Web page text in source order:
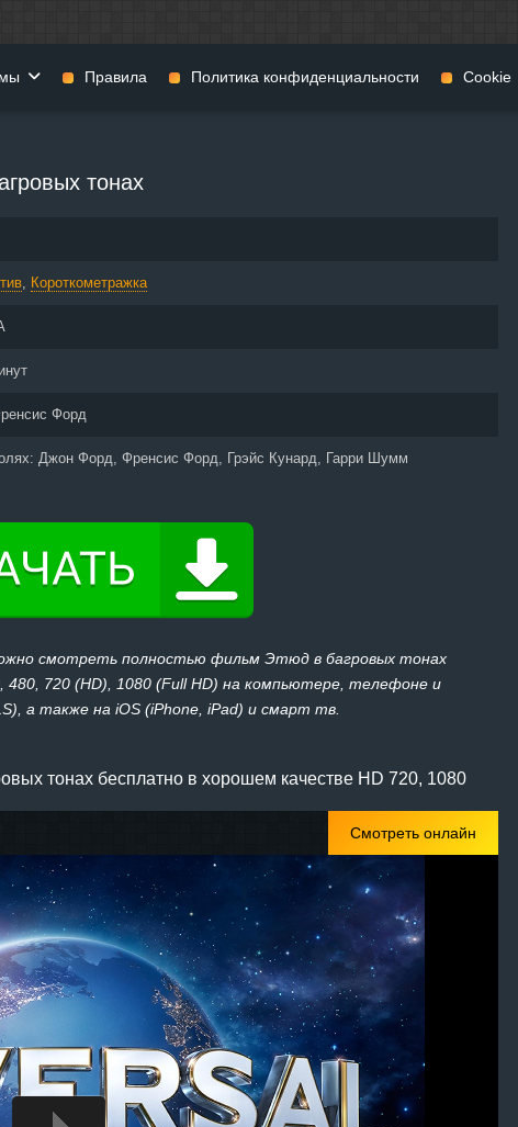
тонах
, Короткометражка
Форд
Джон Форд, Френсис Форд, Грэйс Кунард, Гарри Шумм
смотреть полностью фильм Этюд в багровых тонах
480, 720 (HD), 1080 (Full HD) на компьютере, телефоне и
а также на iOS (iPhone, iPad) и смарт тв.
тонах бесплатно в хорошем качестве HD 720, 1080
Смотреть онлайн
Правила Политика конфиденциальности Cookie